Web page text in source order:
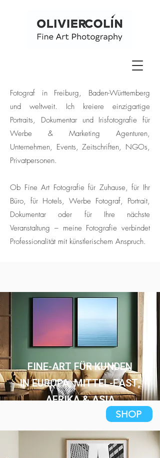
Fotograf in Freiburg, Baden-Württemberg
und weltweit. Ich kreiere einzigartige
Portraits, Dokumentar und Irisfotografie für
Werbe & Marketing Agenturen,
Unternehmen, Events, Zeitschriften, NGOs,
Privatpersonen.
Ob Fine Art Fotografie für Zuhause, für Ihr
Büro, für Hotels, Werbe Fotograf, Portrait,
Dokumentar oder für Ihre nächste
Veranstaltung – meine Fotografie verbindet
Professionalität mit künstlerischem Anspruch.
FINE-ART FÜR KUNDEN
IN EUROPA, MITTEL-EAST,
AFRIKA & ASIA
SHOP